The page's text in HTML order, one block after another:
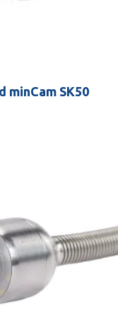
minCam SK50